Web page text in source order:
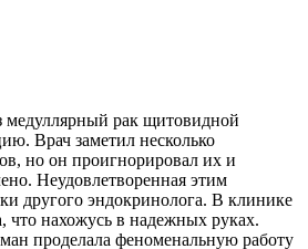
медуллярный рак щитовидной
Врач заметил несколько
но он проигнорировал их и
Неудовлетворенная этим
другого эндокринолога. В клинике
что нахожусь в надежных руках.
проделала феноменальную работу